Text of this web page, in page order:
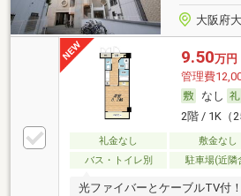
大阪府
9.50万円
管理費
なし
2階 / 1K（
礼金なし 敷金なし
バス・トイレ別
駐車場(近隣
光ファイバーとケーブルTV付